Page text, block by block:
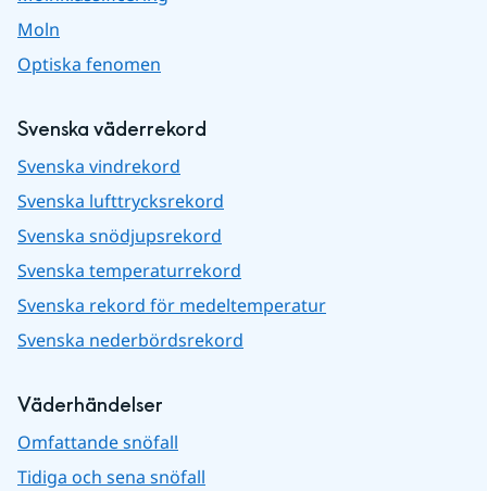
Moln
Optiska fenomen
Svenska väderrekord
Svenska vindrekord
Svenska lufttrycksrekord
Svenska snödjupsrekord
Svenska temperaturrekord
Svenska rekord för medeltemperatur
Svenska nederbördsrekord
Väderhändelser
Omfattande snöfall
Tidiga och sena snöfall